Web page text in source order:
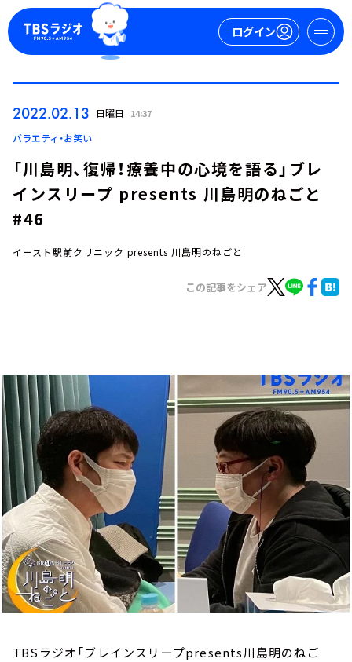
ログイン
ログイン
イベント・グッズ
YouTube
会社情報
2022.02.13 日曜日 14:37
バラエティ・お笑い
「川島明、復帰！療養中の心境を語る」ブレ
インスリープ presents 川島明のねごと
#46
イースト駅前クリニック presents 川島明のねごと
この記事をシェア
TBSラジオ「ブレインスリープpresents川島明のねご